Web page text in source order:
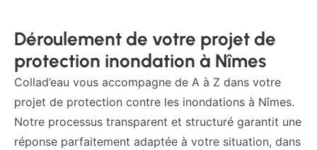
Déroulement de votre projet de
protection inondation à Nîmes
Collad’eau vous accompagne de A à Z dans votre
projet de protection contre les inondations à Nîmes.
Notre processus transparent et structuré garantit une
réponse parfaitement adaptée à votre situation, dans